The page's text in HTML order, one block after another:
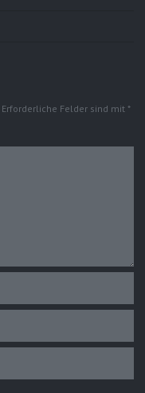
Erforderliche Felder sind mit *